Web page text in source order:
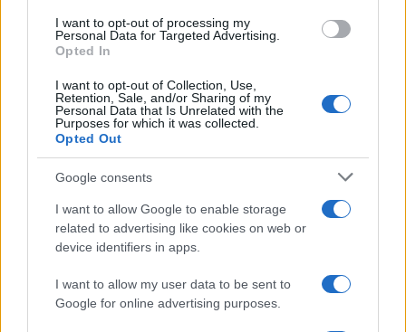
I want to opt-out of processing my
Personal Data for Targeted Advertising.
Opted In
I want to opt-out of Collection, Use,
Retention, Sale, and/or Sharing of my
Personal Data that Is Unrelated with the
Purposes for which it was collected.
Opted Out
Google consents
I want to allow Google to enable storage
related to advertising like cookies on web or
device identifiers in apps.
I want to allow my user data to be sent to
Google for online advertising purposes.
Σχόλια
Σχολίασε εδώ
50 /50
γενιά engineers
το Σάββατο